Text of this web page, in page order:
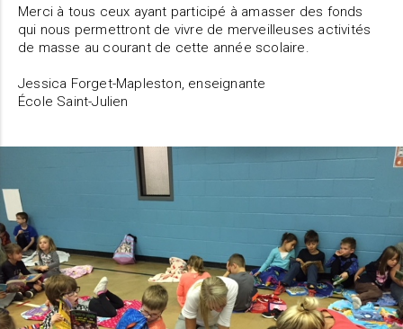
Merci à tous ceux ayant participé à amasser des fonds
qui nous permettront de vivre de merveilleuses activités
de masse au courant de cette année scolaire.
Jessica Forget-Mapleston, enseignante
École Saint-Julien